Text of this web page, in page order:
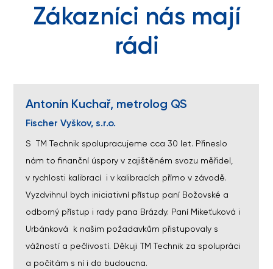
Zákazníci nás mají
rádi
Antonín Kuchař, metrolog QS
Fischer Vyškov, s.r.o.
S TM Technik spolupracujeme cca 30 let. Přineslo
nám to finanční úspory v zajištěném svozu měřidel,
v rychlosti kalibrací i v kalibracích přímo v závodě.
Vyzdvihnul bych iniciativní přístup paní Božovské a
odborný přístup i rady pana Brázdy. Paní Mikeťuková i
Urbánková k našim požadavkům přistupovaly s
vážností a pečlivostí. Děkuji TM Technik za spolupráci
a počítám s ní i do budoucna.